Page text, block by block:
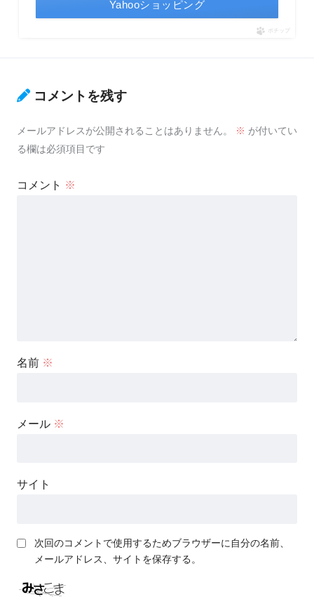
Yahooショッピング
ポチップ
コメントを残す
メールアドレスが公開されることはありません。 ※ が付いてい
る欄は必須項目です
コメント ※
名前 ※
メール ※
サイト
次回のコメントで使用するためブラウザーに自分の名前、
メールアドレス、サイトを保存する。